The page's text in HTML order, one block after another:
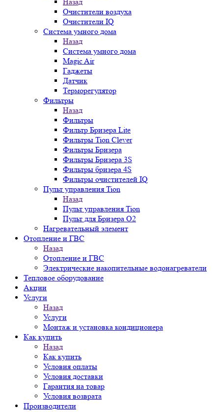
Очистители воздуха
Очистители IQ
Система умного дома
Назад
Система умного дома
Magic Air
Гаджеты
Датчик
Терморегулятор
Фильтры
Назад
Фильтры
Фильтр Бризера Lite
Фильтры Tion Clever
Фильтры Бризера
Фильтры Бризера 3S
Фильтры бризера 4S
Фильтры очистителей IQ
Пульт управления Tion
Назад
Пульт управления Tion
Пульт для Бризера O2
Нагревательный элемент
Отопление и ГВС
Назад
Отопление и ГВС
Электрические накопительные водонагреватели
Тепловое оборудование
Акции
Услуги
Назад
Услуги
Монтаж и установка кондиционера
Как купить
Назад
Как купить
Условия оплаты
Условия доставки
Гарантия на товар
Условия возврата
Производители